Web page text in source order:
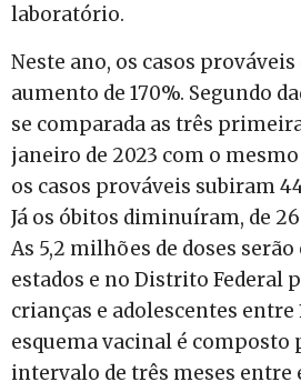
laboratório.
Neste ano, os casos
aumento de 170%. Segundo
se comparada as três
janeiro de 2023 com o
os casos prováveis subiram
Já os óbitos diminuíram, de
As 5,2 milhões de doses
estados e no Distrito Federal
crianças e adolescentes entre
esquema vacinal é composto
intervalo de três meses entre